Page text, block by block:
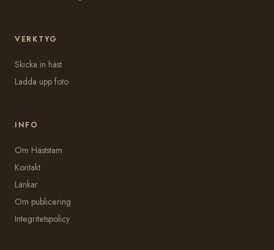
VERKTYG
Skicka in häst
Ladda upp foto
INFO
Om Häststam
Kontakt
Länkar
Om publicering
Integritetspolicy